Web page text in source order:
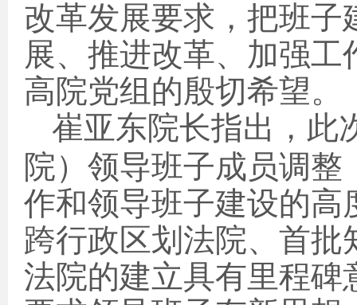
改革发展要求，把班
展、推进改革、加强
高院党组的殷切希望。
崔亚东院长指出，此
院）领导班子成员调
作和领导班子建设的高
跨行政区划法院、首
法院的建立具有里程碑